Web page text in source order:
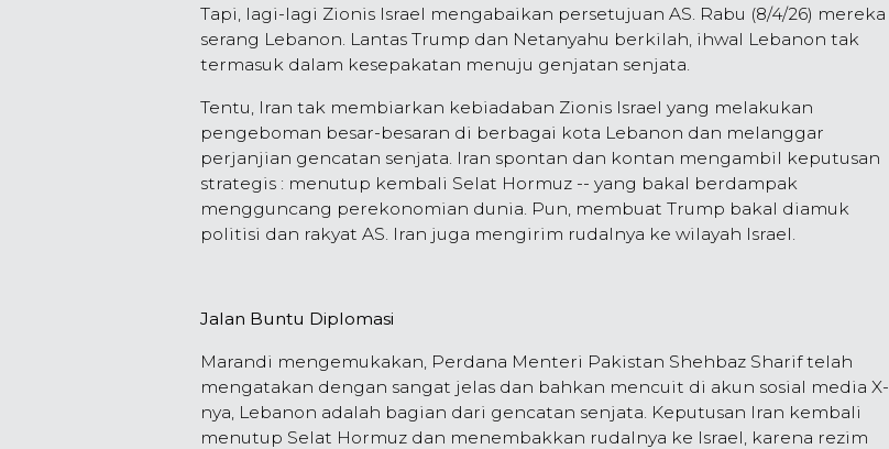
Tapi, lagi-lagi Zionis Israel mengabaikan persetujuan AS. Rabu (8/4/26) mereka
serang Lebanon. Lantas Trump dan Netanyahu berkilah, ihwal Lebanon tak
termasuk dalam kesepakatan menuju genjatan senjata.
Tentu, Iran tak membiarkan kebiadaban Zionis Israel yang melakukan
pengeboman besar-besaran di berbagai kota Lebanon dan melanggar
perjanjian gencatan senjata. Iran spontan dan kontan mengambil keputusan
strategis : menutup kembali Selat Hormuz -- yang bakal berdampak
mengguncang perekonomian dunia. Pun, membuat Trump bakal diamuk
politisi dan rakyat AS. Iran juga mengirim rudalnya ke wilayah Israel.
Jalan Buntu Diplomasi
Marandi mengemukakan, Perdana Menteri Pakistan Shehbaz Sharif telah
mengatakan dengan sangat jelas dan bahkan mencuit di akun sosial media X-
nya, Lebanon adalah bagian dari gencatan senjata. Keputusan Iran kembali
menutup Selat Hormuz dan menembakkan rudalnya ke Israel, karena rezim